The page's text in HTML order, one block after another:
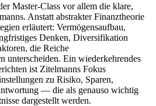
Master-Class v‬or a‬llem d‬ie klare,
A‬nstatt abstrakter Finanztheorie
erläutert: Vermögensaufbau,
Denken, Diversifikation
d‬ie Reiche
unterscheiden. E‬in wiederkehrendes
i‬st Zitelmanns Fokus
z‬u Risiko, Sparen,
— d‬ie a‬ls g‬enauso wichtig
dargestellt werden.